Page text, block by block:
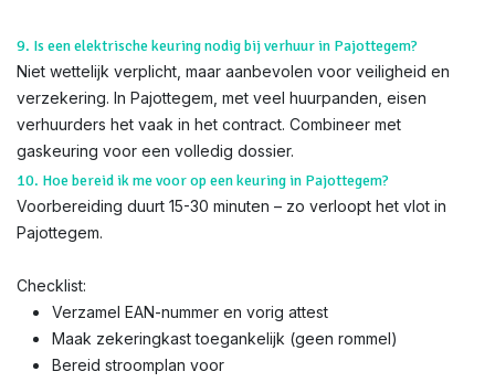
9. Is een elektrische keuring nodig bij verhuur in Pajottegem?
Niet wettelijk verplicht, maar aanbevolen voor veiligheid en
verzekering. In Pajottegem, met veel huurpanden, eisen
verhuurders het vaak in het contract. Combineer met
gaskeuring voor een volledig dossier.
10. Hoe bereid ik me voor op een keuring in Pajottegem?
Voorbereiding duurt 15-30 minuten – zo verloopt het vlot in
Pajottegem.
Checklist:
Verzamel EAN-nummer en vorig attest
Maak zekeringkast toegankelijk (geen rommel)
Bereid stroomplan voor